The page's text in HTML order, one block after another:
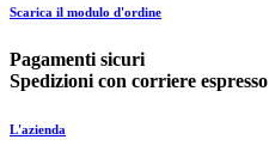
Scarica il modulo d'ordine
Pagamenti sicuri
Spedizioni con corriere espresso
L'azienda